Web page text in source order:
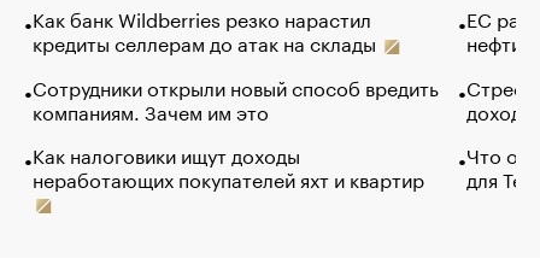
Как банк Wildberries резко нарастил
кредиты селлерам до атак на склады
Сотрудники открыли новый способ вредить
компаниям. Зачем им это
Как налоговики ищут доходы
неработающих покупателей яхт и квартир
ЕС
нефти
Что
для